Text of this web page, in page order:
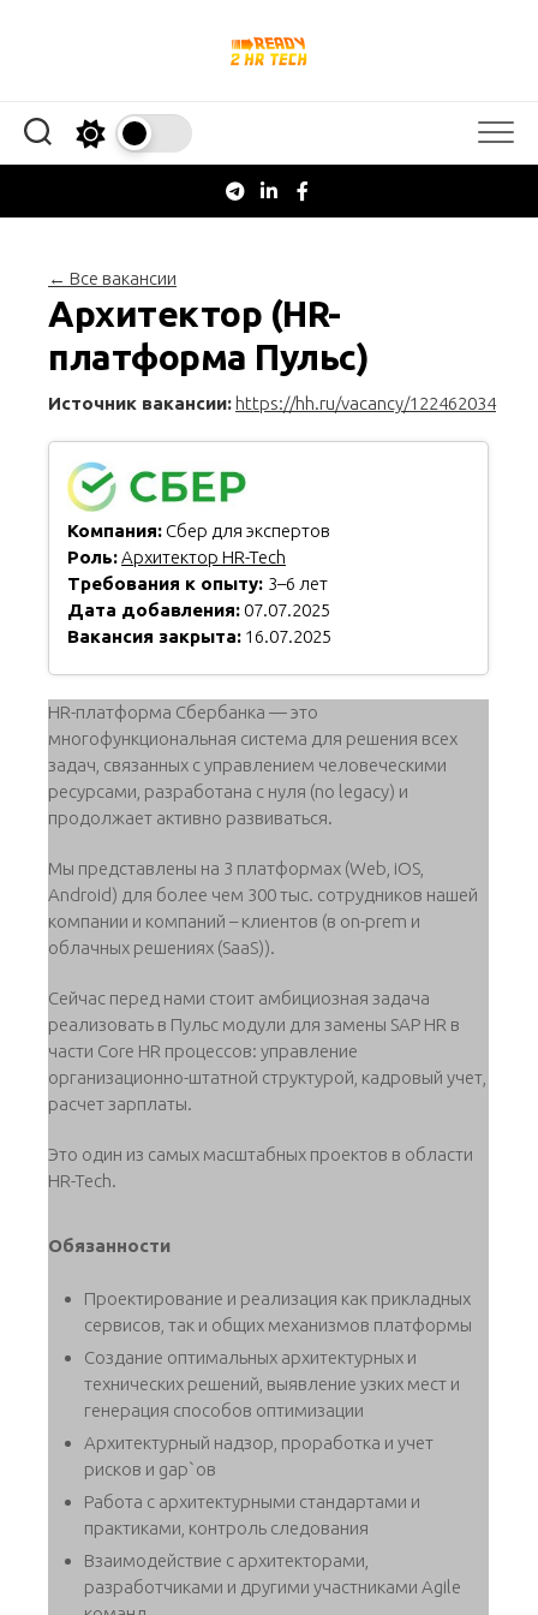
← Все вакансии
Архитектор (HR-
платформа Пульс)
Источник вакансии: https://hh.ru/vacancy/122462034
Компания: Сбер для экспертов
Роль:Архитектор HR-Tech
Требования к опыту: 3–6 лет
Дата добавления: 07.07.2025
Вакансия закрыта: 16.07.2025
HR-платформа Сбербанка — это
многофункциональная система для решения всех
задач, связанных с управлением человеческими
ресурсами, разработана с нуля (no legacy) и
продолжает активно развиваться.
Мы представлены на 3 платформах (Web, iOS,
Android) для более чем 300 тыс. сотрудников нашей
компании и компаний – клиентов (в on-prem и
облачных решениях (SaaS)).
Сейчас перед нами стоит амбициозная задача
реализовать в Пульс модули для замены SAP HR в
части Core HR процессов: управление
организационно-штатной структурой, кадровый учет,
расчет зарплаты.
Это один из самых масштабных проектов в области
HR-Tech.
Обязанности
Проектирование и реализация как прикладных
сервисов, так и общих механизмов платформы
Создание оптимальных архитектурных и
технических решений, выявление узких мест и
генерация способов оптимизации
Архитектурный надзор, проработка и учет
рисков и gap`ов
Работа с архитектурными стандартами и
практиками, контроль следования
Взаимодействие с архитекторами,
разработчиками и другими участниками Agile